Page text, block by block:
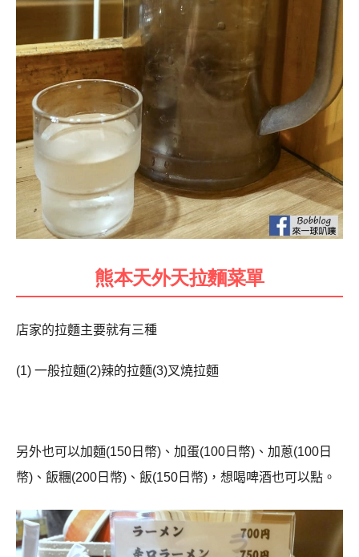
熊本天外天拉麵菜單
店家的拉麵主要就有三種
(1) 一般拉麵(2)辣的拉麵(3)叉燒拉麵
另外也可以加麵(150日幣)、加蛋(100日幣)、加蔥(100日
幣)、飯糰(200日幣)、飯(150日幣)，想喝啤酒也可以點。